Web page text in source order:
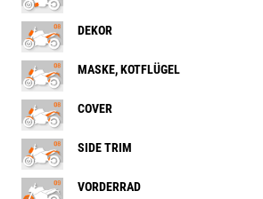
DEKOR
MASKE, KOTFLÜGEL
COVER
SIDE TRIM
VORDERRAD